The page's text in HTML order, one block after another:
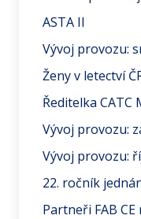
ASTA II
Vývoj provozu:
Ženy v letectví
Ředitelka
Vývoj provozu:
Vývoj provozu:
22. ročník
Partneři FAB